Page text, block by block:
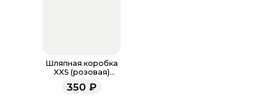
Шляпная коробка
XXS (розовая)
очень маленькая
10 х 10h см
350 ₽